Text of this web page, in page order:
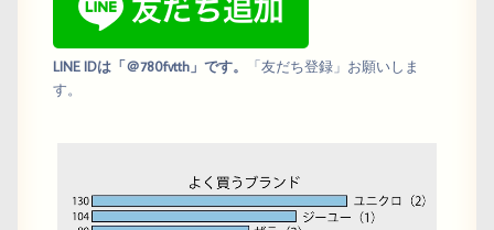
LINE IDは「＠780fvtth」です。
「友だち登録」お願いしま
す。